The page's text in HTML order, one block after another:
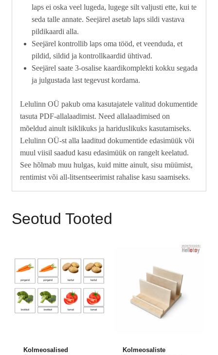
laps ei oska veel lugeda, lugege silt valjusti ette, kui te
seda talle annate. Seejärel asetab laps sildi vastava
pildikaardi alla.
Seejärel kontrollib laps oma tööd, et veenduda, et
pildid, sildid ja kontrollkaardid ühtivad.
Seejärel saate 3-osalise kaardikomplekti kokku segada
ja julgustada last tegevust kordama.
Lelulinn OÜ pakub oma kasutajatele valitud dokumentide
tasuta PDF-allalaadimist. Need allalaadimised on
mõeldud ainult isiklikuks ja hariduslikuks kasutamiseks.
Lelulinn OÜ-st alla laaditud dokumentide edasimüük või
muul viisil saadud kasu edasimüük on rangelt keelatud.
See hõlmab muu hulgas, kuid mitte ainult, sisu müümist,
rentimist või all-litsentseerimist rahalise kasu saamiseks.
Seotud Tooted
Kolmeosalised
Kolmeosaliste